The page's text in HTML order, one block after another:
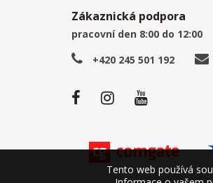
Tento web používá
Zákaznická podpora
pracovní den 8:00 do 12:00
+420 245 501 192